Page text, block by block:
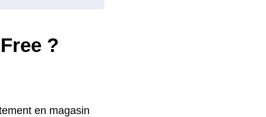
?
en magasin